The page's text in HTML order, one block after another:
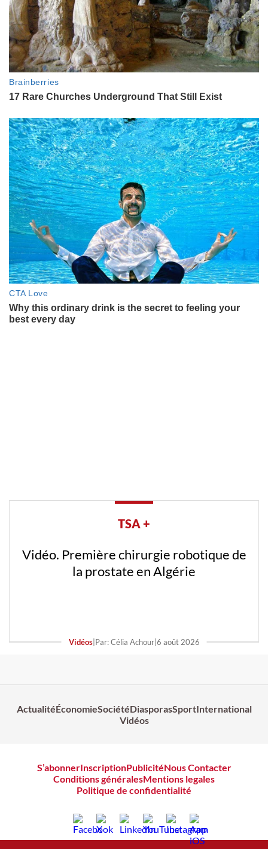
TSA +
Vidéo. Première chirurgie robotique de
la prostate en Algérie
Vidéos| Par: Célia Achour| 6 août 2026
ActualitéÉconomieSociétéDiasporasSportInternational
Vidéos
S’abonnerInscriptionPublicitéNous Contacter
Conditions généralesMentions legales
Politique de confidentialité